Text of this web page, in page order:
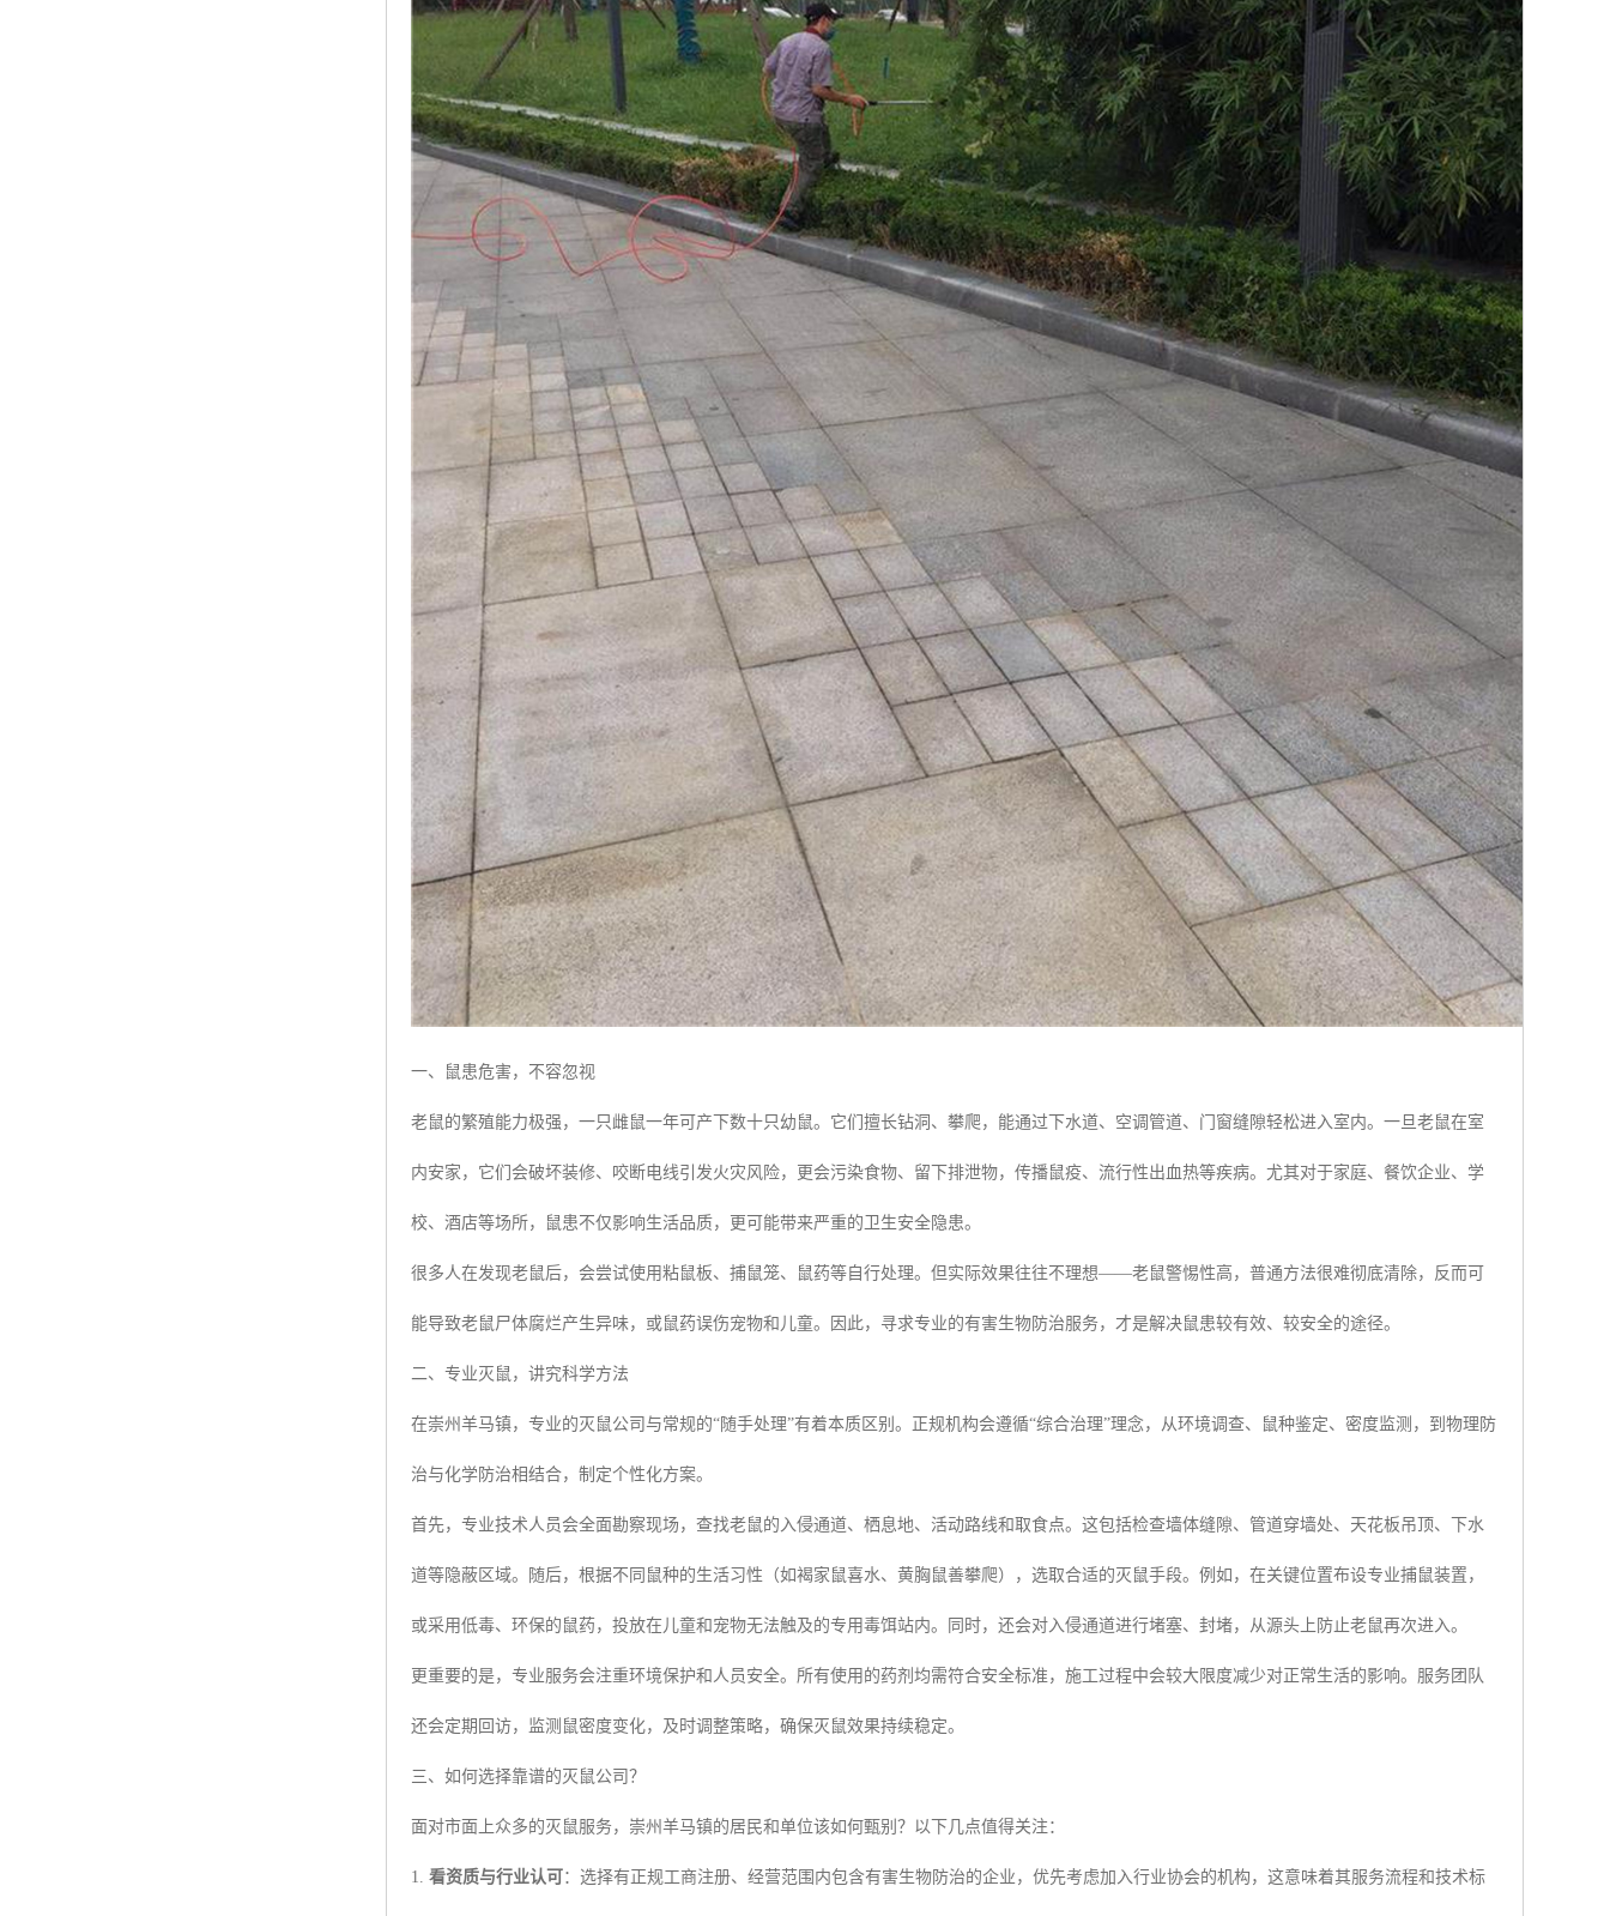
一、鼠患危害，不容忽视
老鼠的繁殖能力极强，一只雌鼠一年可产下数十只幼鼠。它们擅长钻洞、攀爬，能通过下水道、空调管道、门窗缝隙轻松进入室内。一旦老鼠在室
内安家，它们会破坏装修、咬断电线引发火灾风险，更会污染食物、留下排泄物，传播鼠疫、流行性出血热等疾病。尤其对于家庭、餐饮企业、学
校、酒店等场所，鼠患不仅影响生活品质，更可能带来严重的卫生安全隐患。
很多人在发现老鼠后，会尝试使用粘鼠板、捕鼠笼、鼠药等自行处理。但实际效果往往不理想——老鼠警惕性高，普通方法很难彻底清除，反而可
能导致老鼠尸体腐烂产生异味，或鼠药误伤宠物和儿童。因此，寻求专业的有害生物防治服务，才是解决鼠患较有效、较安全的途径。
二、专业灭鼠，讲究科学方法
在崇州羊马镇，专业的灭鼠公司与常规的“随手处理”有着本质区别。正规机构会遵循“综合治理”理念，从环境调查、鼠种鉴定、密度监测，到物理防
治与化学防治相结合，制定个性化方案。
首先，专业技术人员会全面勘察现场，查找老鼠的入侵通道、栖息地、活动路线和取食点。这包括检查墙体缝隙、管道穿墙处、天花板吊顶、下水
道等隐蔽区域。随后，根据不同鼠种的生活习性（如褐家鼠喜水、黄胸鼠善攀爬），选取合适的灭鼠手段。例如，在关键位置布设专业捕鼠装置，
或采用低毒、环保的鼠药，投放在儿童和宠物无法触及的专用毒饵站内。同时，还会对入侵通道进行堵塞、封堵，从源头上防止老鼠再次进入。
更重要的是，专业服务会注重环境保护和人员安全。所有使用的药剂均需符合安全标准，施工过程中会较大限度减少对正常生活的影响。服务团队
还会定期回访，监测鼠密度变化，及时调整策略，确保灭鼠效果持续稳定。
三、如何选择靠谱的灭鼠公司？
面对市面上众多的灭鼠服务，崇州羊马镇的居民和单位该如何甄别？以下几点值得关注：
1. 看资质与行业认可 ：选择有正规工商注册、经营范围内包含有害生物防治的企业，优先考虑加入行业协会的机构，这意味着其服务流程和技术标